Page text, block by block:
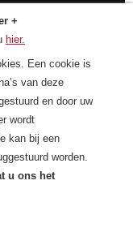
+
hier.
Een cookie is
van deze
en door uw
wordt
kan bij een
worden.
u ons het